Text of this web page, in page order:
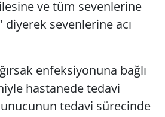
ve tüm sevenlerine
diyerek sevenlerine acı
enfeksiyonuna bağlı
hastanede tedavi
tedavi sürecinde